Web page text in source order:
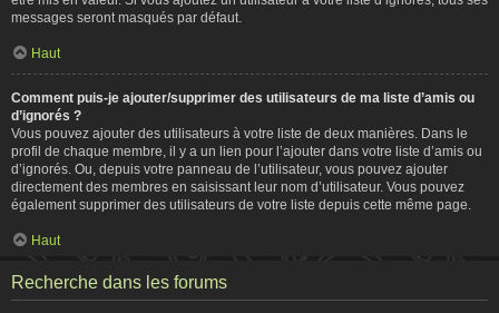
messages seront masqués par défaut.
Haut
Comment puis-je ajouter/supprimer des utilisateurs de ma liste d’amis ou
d’ignorés ?
Vous pouvez ajouter des utilisateurs à votre liste de deux manières. Dans le
profil de chaque membre, il y a un lien pour l’ajouter dans votre liste d’amis ou
d’ignorés. Ou, depuis votre panneau de l’utilisateur, vous pouvez ajouter
directement des membres en saisissant leur nom d’utilisateur. Vous pouvez
également supprimer des utilisateurs de votre liste depuis cette même page.
Haut
Recherche dans les forums